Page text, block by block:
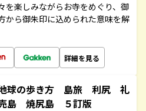
を楽しみながらお寺をめぐり、御
から御朱印に込められた意味を解
詳細を見る
球の歩き方 島旅 利尻 礼
島 焼尻島 ５訂版